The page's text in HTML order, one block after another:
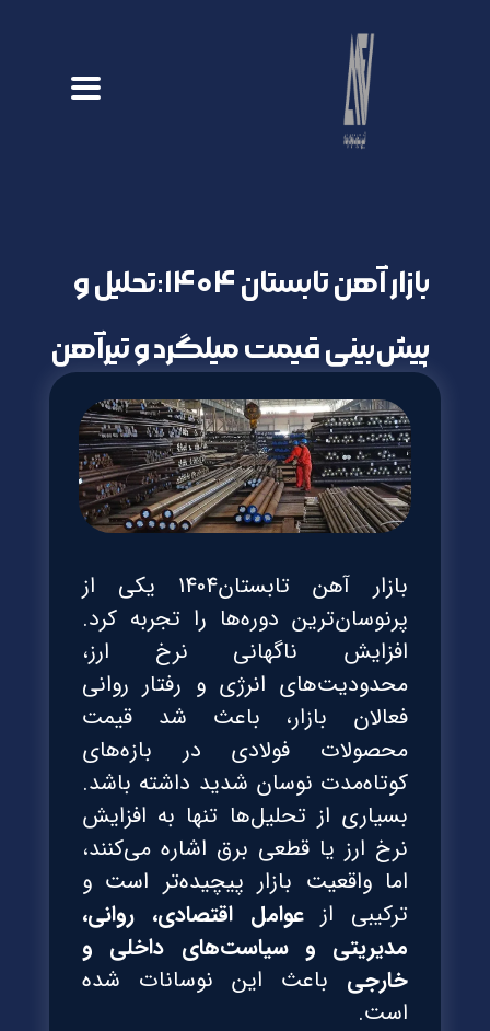
بازار آهن تابستان ۱۴۰۴:تحلیل و
پیش‌بینی قیمت میلگرد و تیرآهن
بازار آهن تابستان1404 یکی از
پرنوسان‌ترین دوره‌ها را تجربه کرد.
افزایش ناگهانی نرخ ارز،
محدودیت‌های انرژی و رفتار روانی
فعالان بازار، باعث شد قیمت
محصولات فولادی در بازه‌های
کوتاه‌مدت نوسان شدید داشته باشد.
بسیاری از تحلیل‌ها تنها به افزایش
نرخ ارز یا قطعی برق اشاره می‌کنند،
اما واقعیت بازار پیچیده‌تر است و
ترکیبی ازعوامل اقتصادی، روانی،
مدیریتی و سیاست‌های داخلی و
خارجی باعث این نوسانات شده
است.